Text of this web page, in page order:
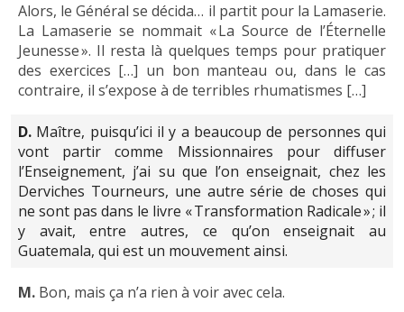
Alors, le Général se décida… il partit pour la Lamaserie.
La Lamaserie se nommait « La Source de l’Éternelle
Jeunesse ». Il resta là quelques temps pour pratiquer
des exercices […] un bon manteau ou, dans le cas
contraire, il s’expose à de terribles rhumatismes […]
D. Maître, puisqu’ici il y a beaucoup de personnes qui
vont partir comme Missionnaires pour diffuser
l’Enseignement, j’ai su que l’on enseignait, chez les
Derviches Tourneurs, une autre série de choses qui
ne sont pas dans le livre « Transformation Radicale » ; il
y avait, entre autres, ce qu’on enseignait au
Guatemala, qui est un mouvement ainsi.
M. Bon, mais ça n’a rien à voir avec cela.